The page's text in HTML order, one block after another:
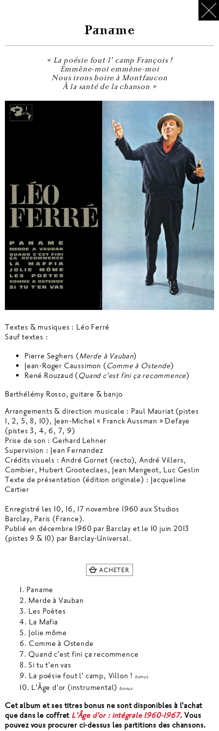
Paname
« La poésie fout l’ camp François !
Emmène-moi emmène-moi
Nous irons boire à Montfaucon
À la santé de la chanson »
Textes & musiques : Léo Ferré
Sauf textes :
Pierre Seghers (Merde à Vauban)
Jean-Roger Caussimon (Comme à Ostende)
René Rouzaud (Quand c'est fini ça recommence)
Barthélémy Rosso, guitare & banjo
Arrangements & direction musicale : Paul Mauriat (pistes
1, 2, 5, 8, 10), Jean-Michel « Franck Aussman » Defaye
(pistes 3, 4, 6, 7, 9)
Prise de son : Gerhard Lehner
Supervision : Jean Fernandez
Crédits visuels : André Gornet (recto), André Villers,
Combier, Hubert Grooteclaes, Jean Mangeot, Luc Geslin
Texte de présentation (édition originale) : Jacqueline
Cartier
Enregistré les 10, 16, 17 novembre 1960 aux Studios
Barclay, Paris (France).
Publié en décembre 1960 par Barclay et le 10 juin 2013
(pistes 9 & 10) par Barclay-Universal.
ACHETER
1. Paname
2. Merde à Vauban
3. Les Poètes
4. La Mafia
5. Jolie môme
6.Comme à Ostende
7. Quand c'est fini ça recommence
8.Si tu t'en vas
9. La poésie fout l' camp, Villon ! bonus
10. L'Âge d'or (instrumental) bonus
Cet album et ses titres bonus ne sont disponibles à l'achat
que dans le coffret L'Âge d'or : intégrale 1960-1967. Vous
pouvez vous procurer ci-dessus les partitions des chansons.